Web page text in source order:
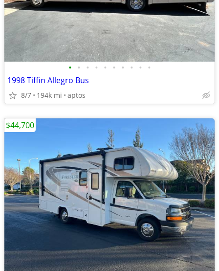
• • • • • • • • • •
1998 Tiffin Allegro Bus
8/7 194k mi aptos
$44,700